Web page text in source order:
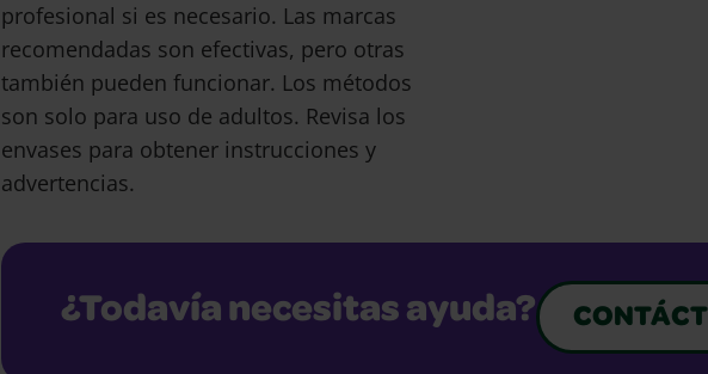
profesional si es necesario. Las marcas
recomendadas son efectivas, pero otras
también pueden funcionar. Los métodos
son solo para uso de adultos. Revisa los
envases para obtener instrucciones y
advertencias.
¿Todavía necesitas ayuda?